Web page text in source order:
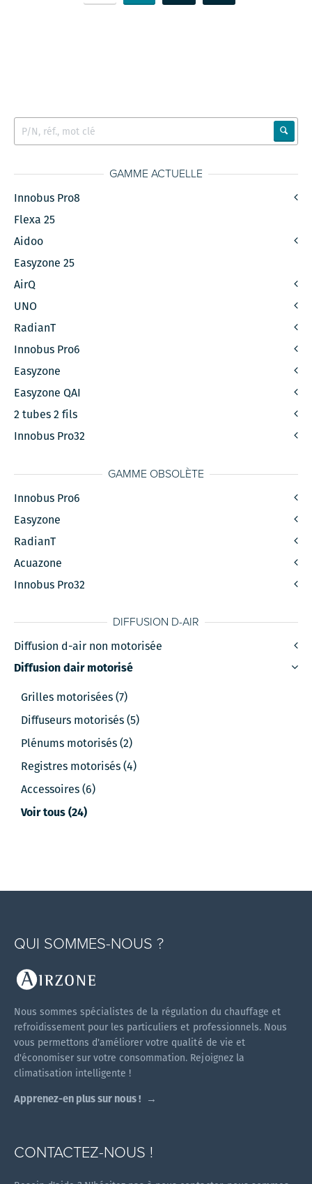
GAMME ACTUELLE
Innobus Pro8
Flexa 25
Aidoo
Easyzone 25
AirQ
UNO
RadianT
Innobus Pro6
Easyzone
Easyzone QAI
2 tubes 2 fils
Innobus Pro32
GAMME OBSOLÈTE
Innobus Pro6
Easyzone
RadianT
Acuazone
Innobus Pro32
DIFFUSION D-AIR
Diffusion d-air non motorisée
Diffusion dair motorisé
Grilles motorisées (7)
Diffuseurs motorisés (5)
Plénums motorisés (2)
Registres motorisés (4)
Accessoires (6)
Voir tous (24)
QUI SOMMES-NOUS ?
Nous sommes spécialistes de la régulation du chauffage et
refroidissement pour les particuliers et professionnels. Nous
vous permettons d'améliorer votre qualité de vie et
d'économiser sur votre consommation. Rejoignez la
climatisation intelligente !
Apprenez-en plus sur nous !
CONTACTEZ-NOUS !